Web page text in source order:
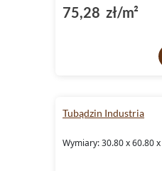
75,28 zł/m²
Tubądzin Industria
Wymiary: 30.80 x 60.80